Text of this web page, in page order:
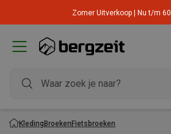
Zomer Uitverkoop | Nu t/m
KledingBroekenFietsbroeken